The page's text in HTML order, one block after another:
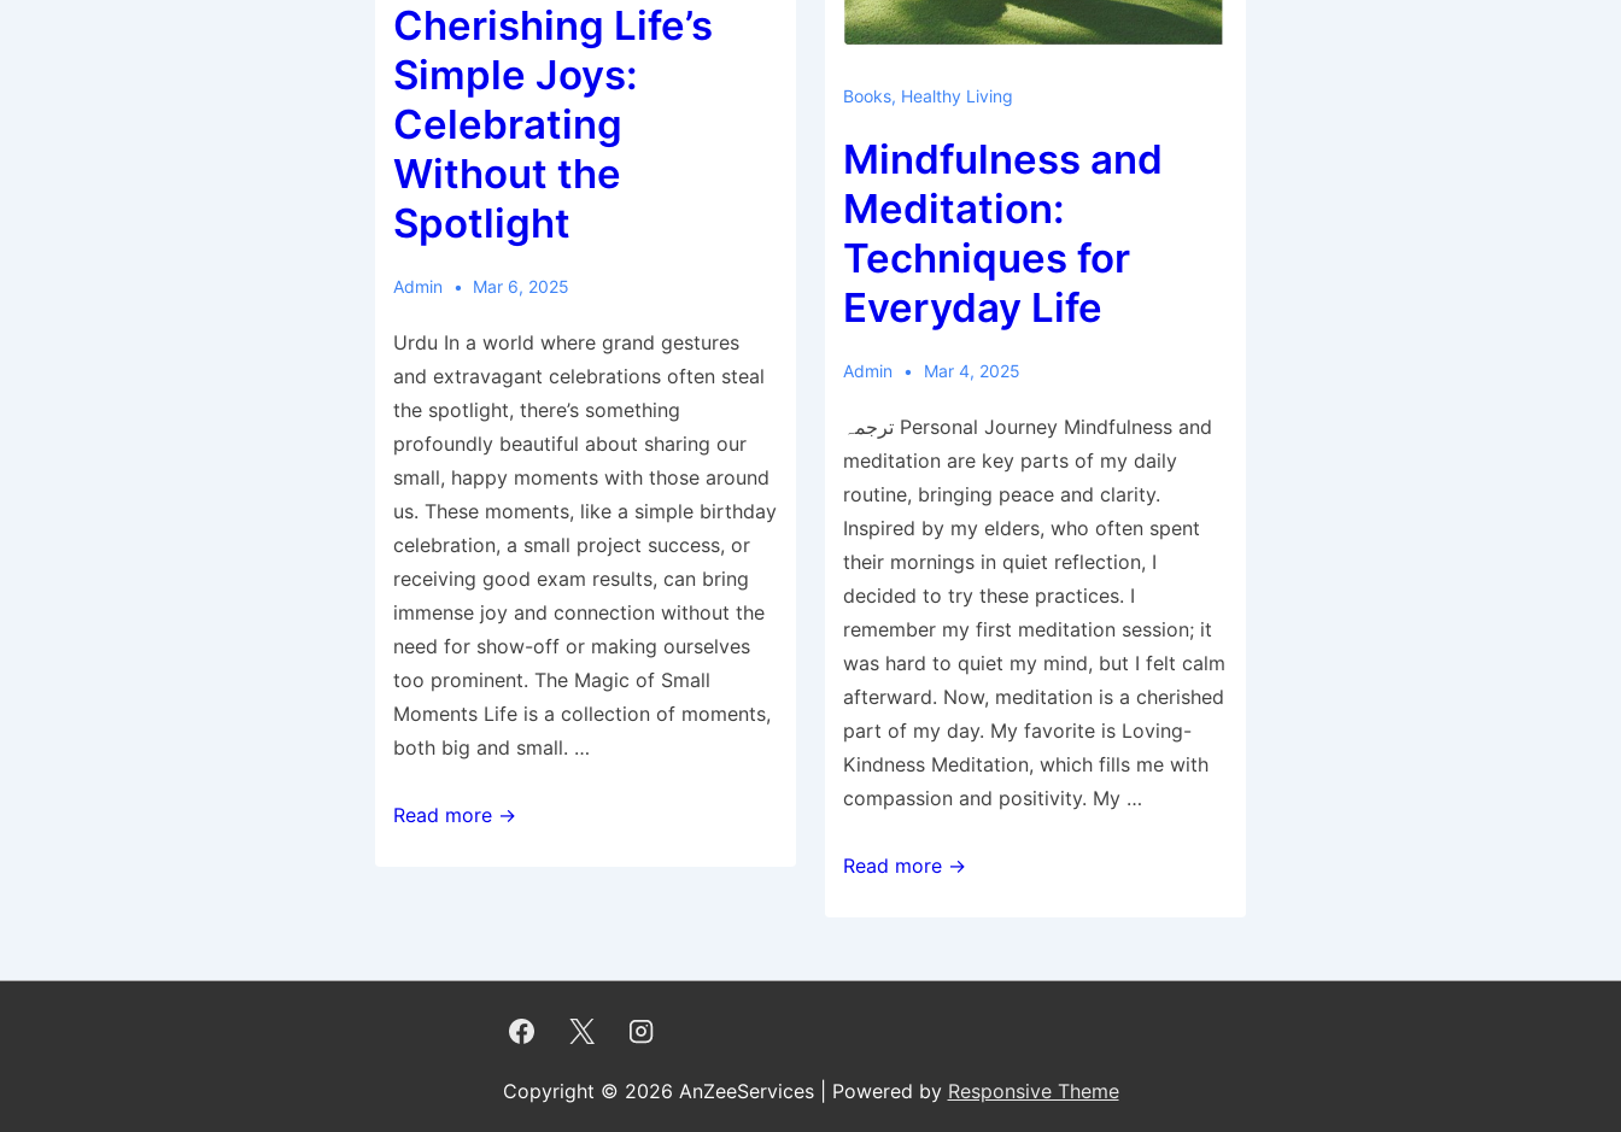
Cherishing Life’s
Simple Joys:
Celebrating
Without the
Spotlight
Admin Mar 6, 2025
Urdu In a world where grand gestures
and extravagant celebrations often steal
the spotlight, there’s something
profoundly beautiful about sharing our
small, happy moments with those around
us. These moments, like a simple birthday
celebration, a small project success, or
receiving good exam results, can bring
immense joy and connection without the
need for show-off or making ourselves
too prominent. The Magic of Small
Moments Life is a collection of moments,
both big and small. …
Cherishing
Without
Read more →
Books, Healthy Living
Mindfulness and
Meditation:
Techniques for
Everyday Life
Admin Mar 4, 2025
ترجمہ Personal Journey Mindfulness and
meditation are key parts of my daily
routine, bringing peace and clarity.
Inspired by my elders, who often spent
their mornings in quiet reflection, I
decided to try these practices. I
remember my first meditation session; it
was hard to quiet my mind, but I felt calm
afterward. Now, meditation is a cherished
part of my day. My favorite is Loving-
Kindness Meditation, which fills me with
compassion and positivity. My …
Mindfulness
Read more →
Copyright © 2026 AnZeeServices | Powered by Responsive Theme